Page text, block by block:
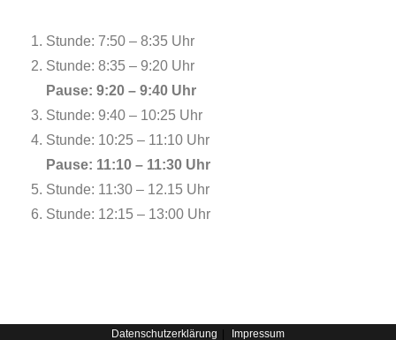
Stunde: 7:50 – 8:35 Uhr
Stunde: 8:35 – 9:20 Uhr
Pause: 9:20 – 9:40 Uhr
Stunde: 9:40 – 10:25 Uhr
Stunde: 10:25 – 11:10 Uhr
Pause: 11:10 – 11:30 Uhr
Stunde: 11:30 – 12.15 Uhr
Stunde: 12:15 – 13:00 Uhr
Datenschutzerklärung Impressum